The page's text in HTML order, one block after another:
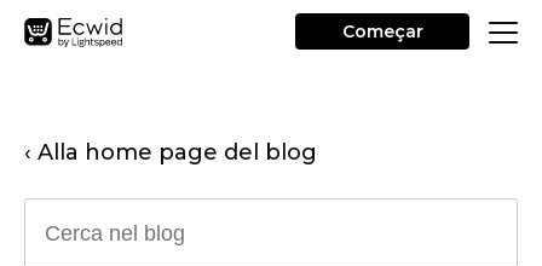
Começar
‹ Alla home page del blog